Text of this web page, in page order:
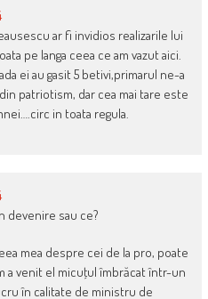
ar fi invidios realizarile lui
pe langa ceea ce am vazut aici.
ei au gasit 5 betivi,primarul ne-a
patriotism, dar cea mai tare este
in toata regula.
devenire sau ce?
mea despre cei de la pro, poate
a venit el micuţul îmbrăcat într-un
în calitate de ministru de